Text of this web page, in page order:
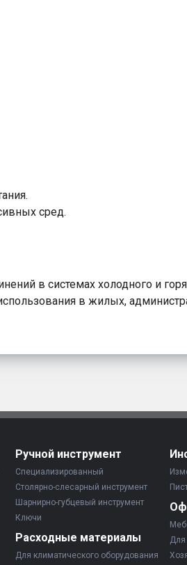
сред.
в системах холодного и
в жилых,
Ручной инструмент
Специализированный
Столярно-слесарный инструмент
Шарнирно-губцевый инструмент
Ключи
Расходные материалы
Для климатического оборудования